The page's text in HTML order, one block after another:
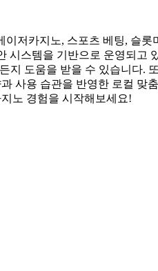
저카지노, 스포츠 베팅, 슬
스템을 기반으로 운영되고
도움을 받을 수 있습니다.
사용 습관을 반영한 로컬 맞
노 경험을 시작해보세요!